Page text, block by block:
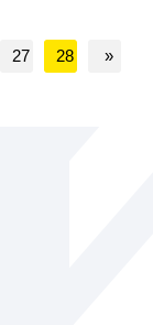
27 28 »